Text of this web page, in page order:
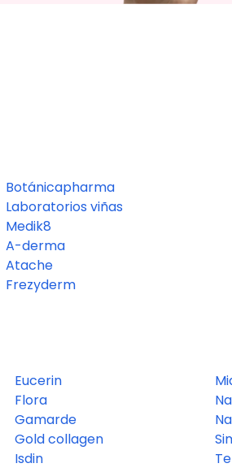
Botánicapharma
Laboratorios viñas
Medik8
A-derma
Atache
Frezyderm
Eucerin
Flora
Gamarde
Gold collagen
Isdin